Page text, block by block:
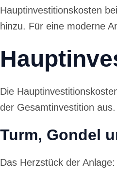
Hauptinvestitionskosten
hinzu. Für eine moderne
Die
der Gesamtinvestition aus.
Turm, Gondel
Das Herzstück der